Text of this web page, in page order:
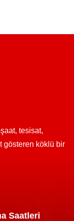
tesisat,
gösteren köklü bir
Saatleri